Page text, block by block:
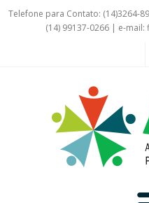
Telefone para Contato: (14)3264-
(14) 99137-0266 | e-mail: